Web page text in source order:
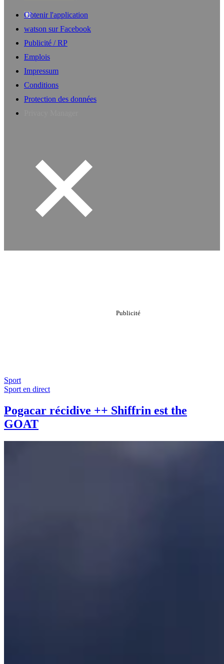
Obtenir l'application
watson sur Facebook
Publicité / RP
Emplois
Impressum
Conditions
Protection des données
Sport
Sport en direct
Pogacar récidive ++ Shiffrin est the
GOAT